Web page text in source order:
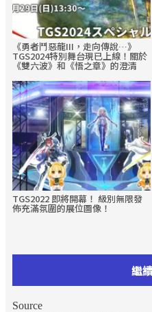
《勇者鬥惡龍III，走向傳說…》
TGS2024特別舞台現已上線！關於
《雙六波》和《悟之章》的澄清
TGS2022 即將開幕！ 級別無限發
佈充滿氛圍的展位圖像！
繼
Source